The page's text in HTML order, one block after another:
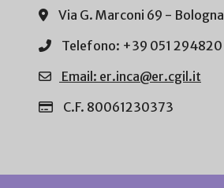
Via G. Marconi 69 - Bologna
Telefono: +39 051 294820
Email: er.inca@er.cgil.it
C.F. 80061230373